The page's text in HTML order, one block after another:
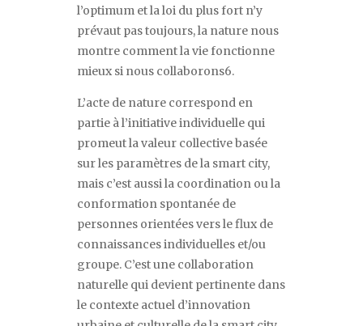
l’optimum et la loi du plus fort n’y
prévaut pas toujours, la nature nous
montre comment la vie fonctionne
mieux si nous collaborons6.
L’acte de nature correspond en
partie à l’initiative individuelle qui
promeut la valeur collective basée
sur les paramètres de la smart city,
mais c’est aussi la coordination ou la
conformation spontanée de
personnes orientées vers le flux de
connaissances individuelles et/ou
groupe. C’est une collaboration
naturelle qui devient pertinente dans
le contexte actuel d’innovation